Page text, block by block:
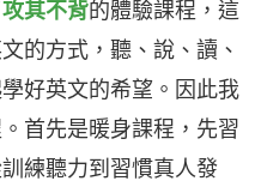
攻其不背的體驗課程，這
的方式，聽、說、讀、
好英文的希望。因此我
首先是暖身課程，先習
練聽力到習慣真人發